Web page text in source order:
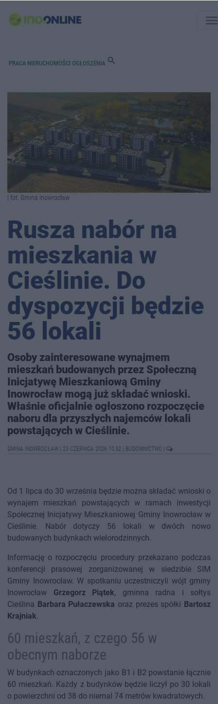
PRACA NIERUCHOMOŚCI OGŁOSZENIA search
| fot. Gmina Inowrocław
Rusza nabór na
mieszkania w
Cieślinie. Do
dyspozycji będzie
56 lokali
Osoby zainteresowane wynajmem
mieszkań budowanych przez Społeczną
Inicjatywę Mieszkaniową Gminy
Inowrocław mogą już składać wnioski.
Właśnie oficjalnie ogłoszono rozpoczęcie
naboru dla przyszłych najemców lokali
powstających w Cieślinie.
GMINA INOWROCŁAW 23 CZERWCA 2026 10:32 BUDOWNICTWO
Od 1 lipca do 30 września będzie można składać wnioski o
wynajem mieszkań powstających w ramach inwestycji
Społecznej Inicjatywy Mieszkaniowej Gminy Inowrocław w
Cieślinie. Nabór dotyczy 56 lokali w dwóch nowo
budowanych budynkach wielorodzinnych.
Informację o rozpoczęciu procedury przekazano podczas
konferencji prasowej zorganizowanej w siedzibie SIM
Gminy Inowrocław. W spotkaniu uczestniczyli wójt gminy
Inowrocław Grzegorz Piątek, gminna radna i sołtys
Cieślina Barbara Pułaczewska oraz prezes spółki Bartosz
Krajniak.
60 mieszkań, z czego 56 w
obecnym naborze
W budynkach oznaczonych jako B1 i B2 powstanie łącznie
60 mieszkań. Każdy z budynków będzie liczył po 30 lokali
o powierzchni od 38 do niemal 74 metrów kwadratowych.